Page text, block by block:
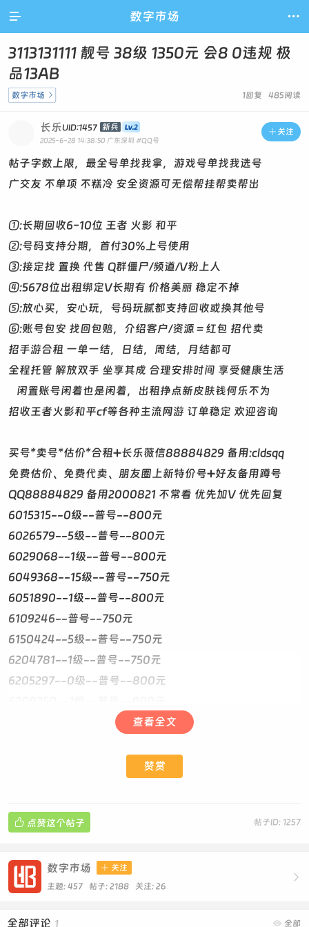
 数字市场 
3113131111 靓号 38级 1350元 会8 0违规 极
品13AB
1回复 485阅读
数字市场 
 关注
长乐UID:1457 新兵
2025-6-28 14:38:50 广东深圳 #QQ号
帖子字数上限，最全号单找我拿，游戏号单找我选号
广交友 不单项 不糕冷 安全资源可无偿帮挂帮卖帮出
①:长期回收6-10位 王者 火影 和平
②:号码支持分期，首付30%上号使用
③:接定找 置换 代售 Q群僵尸/频道/V粉上人
④:5678位出租绑定V长期有 价格美丽 稳定不掉
⑤:放心买，安心玩，号码玩腻都支持回收或换其他号
⑥:账号包安 找回包赔，介绍客户/资源＝红包 招代卖
招手游合租 一单一结，日结，周结，月结都可
全程托管 解放双手 坐享其成 合理安排时间 享受健康生活
闲置账号闲着也是闲着，出租挣点新皮肤钱何乐不为
招收王者火影和平cf等各种主流网游 订单稳定 欢迎咨询
买号*卖号*估价*合租➕长乐薇信88884829 备用:cldsqq
免费估价、免费代卖、朋友圈上新特价号➕好友备用蹲号
QQ88884829 备用2000821 不常看 优先加V 优先回复
6015315--0级--普号--800元
6026579--5级--普号--800元
6029068--1级--普号--800元
6049368--15级--普号--750元
6051890--1级--普号--800元
6109246--普号--750元
6150424--5级--普号--750元
6204781--1级--普号--750元
6205297--0级--普号--800元
6214760--1级--普号--750元
6254984--1级--普号--750元
6309943--1级--普号--750元
6363826--普号--0级--1650元 ABAB开
6384136--5级--普号--750元
查看全文
赞赏
帖子ID: 1257
 点赞这个帖子

数字市场  关注
主题: 457 帖子: 2188 关注: 26
 全部
全部评论 1